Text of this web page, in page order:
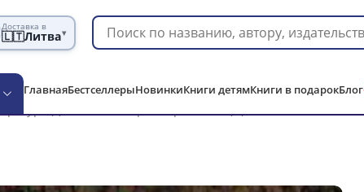
Доставка в
🇱🇹Литва▾
ГлавнаяБестселлерыНовинкиКниги детямКниги в подарокБлог